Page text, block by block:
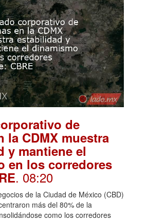
de
la CDMX muestra
y mantiene el
en los corredores
. 08:20
de la Ciudad de México (CBD)
más del 80% de la
como los corredores